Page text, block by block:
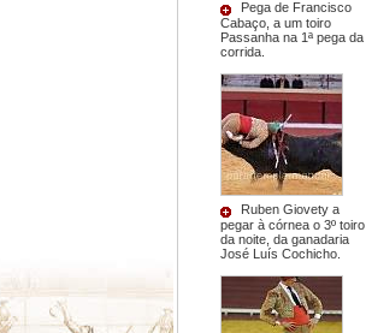
Pega de Francisco
Cabaço, a um toiro
Passanha na 1ª pega da
corrida.
Ruben Giovety a
pegar à córnea o 3º toiro
da noite, da ganadaria
José Luís Cochicho.